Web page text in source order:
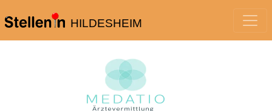
HILDESHEIM